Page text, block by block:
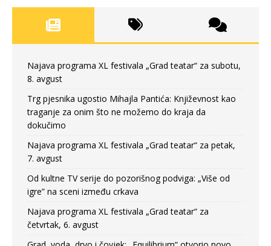
Najava programa XL festivala „Grad teatar“ za subotu,
8. avgust
Trg pjesnika ugostio Mihajla Pantića: Književnost kao
traganje za onim što ne možemo do kraja da
dokučimo
Najava programa XL festivala „Grad teatar“ za petak,
7. avgust
Od kultne TV serije do pozorišnog podviga: „Više od
igre” na sceni između crkava
Najava programa XL festivala „Grad teatar“ za
četvrtak, 6. avgust